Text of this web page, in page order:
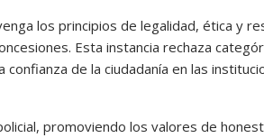
los principios de legalidad, ética y
Esta instancia rechaza
de la ciudadanía en las
promoviendo los valores de